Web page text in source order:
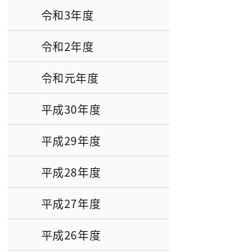
令和3年度
令和2年度
令和元年度
平成30年度
平成29年度
平成28年度
平成27年度
平成26年度